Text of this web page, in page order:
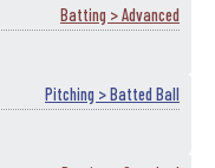
Batting > Advanced
Pitching > Batted Ball